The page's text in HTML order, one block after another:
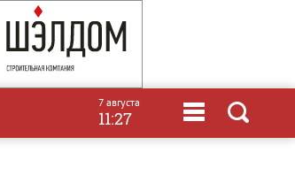
7 августа
11:27